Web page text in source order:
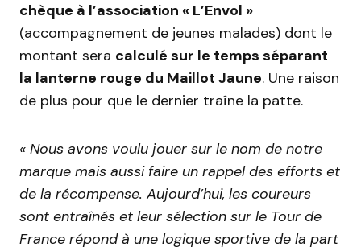
chèque à l’association « L’Envol »
(accompagnement de jeunes malades) dont le
montant sera calculé sur le temps séparant
la lanterne rouge du Maillot Jaune. Une raison
de plus pour que le dernier traîne la patte.
« Nous avons voulu jouer sur le nom de notre
marque mais aussi faire un rappel des efforts et
de la récompense. Aujourd’hui, les coureurs
sont entraînés et leur sélection sur le Tour de
France répond à une logique sportive de la part